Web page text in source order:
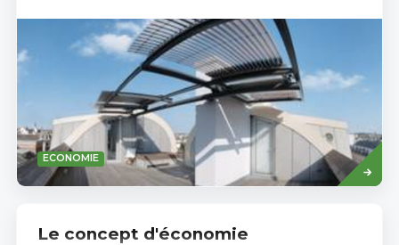
ECONOMIE
Read
more
Le concept d'économie